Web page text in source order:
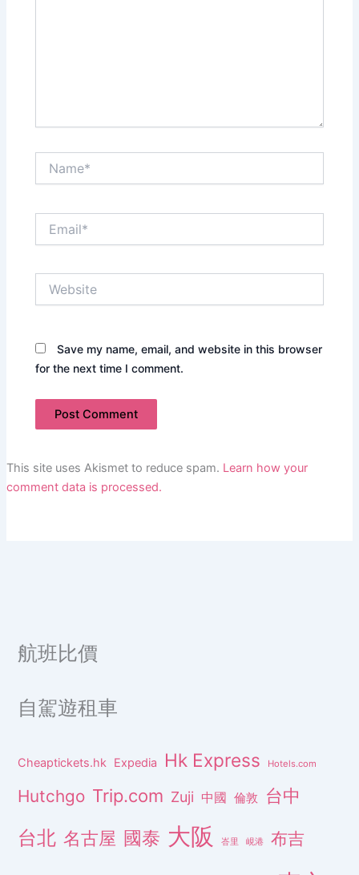
Save my name, email, and website in this browser
for the next time I comment.
This site uses Akismet to reduce spam. Learn how your
comment data is processed.
航班比價
自駕遊租車
Cheaptickets.hk Expedia Hk Express Hotels.com
Hutchgo Trip.com Zuji 中國 倫敦 台中
台北 名古屋 國泰 大阪 峇里 峴港 布吉